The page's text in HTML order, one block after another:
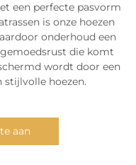
een perfecte pasvorm
is onze hoezen
onderhoud een
die komt
wordt door een
stijlvolle hoezen.
aan